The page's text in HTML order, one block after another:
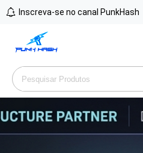
Inscreva-se no canal PunkHash